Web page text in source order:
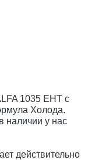
1035 EHT с
Холода.
наличии у нас
действительно